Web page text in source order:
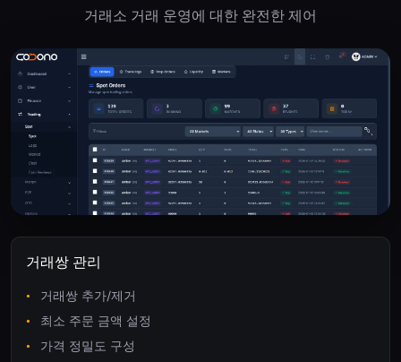
거래소 거래 운영에 대한 완전한 제어
거래쌍 관리
거래쌍 추가/제거
최소 주문 금액 설정
가격 정밀도 구성